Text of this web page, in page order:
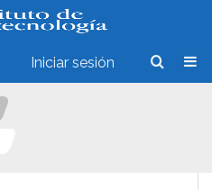
Iniciar sesión